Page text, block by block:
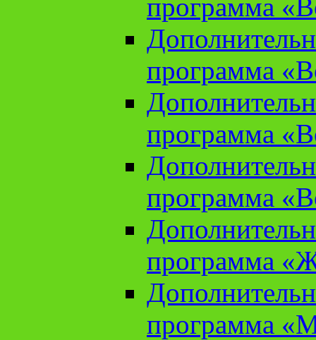
программа
программа
программа
программа
программа
программа